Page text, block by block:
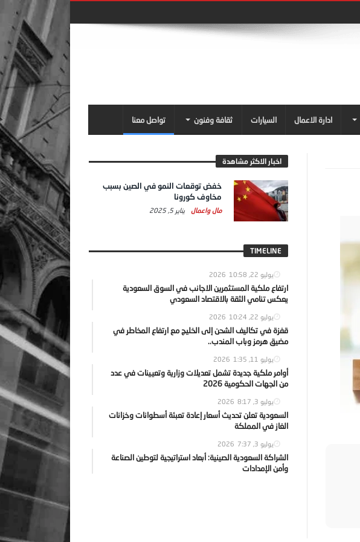
ادارة الاعمال السيارات ثقافة وفنون تواصل معنا
اخبار الاكثر مشاهدة
خفض توقعات النمو في الصين بسبب
مخاوف كورونا
مال واعمال يناير 5, 2025
TIMELINE
يوليو 22, 2026 10:58
ارتفاع ملكية المستثمرين الاجانب في السوق السعودية
يعكس تنامي الثقة بالاقتصاد السعودي
يوليو 22, 2026 10:24
قفزة في تكاليف الشحن إلى الخليج مع ارتفاع المخاطر في
مضيق هرمز وباب المندب..
يوليو 11, 2026 1:35
أوامر ملكية جديدة تشمل تعديلات وزارية وتعيينات في عدد
من الجهات الحكومية 2026
يوليو 3, 2026 8:17
السعودية تعلن تحديث أسعار إعادة تعبئة أسطوانات وخزانات
الغاز في المملكة
يوليو 3, 2026 7:37
الشراكة السعودية الصينية: أبعاد استراتيجية لتوطين الصناعة
وأمن الإمدادات